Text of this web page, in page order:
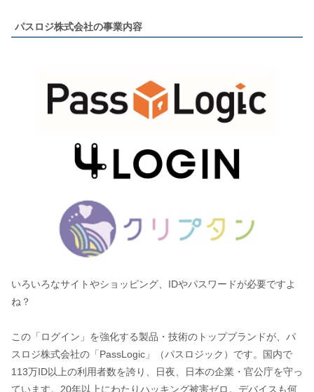
パスロジ株式会社の事業内容
いろいろなサイトやショッピング、IDやパスワードが必要ですよ
ね？
この「ログイン」を強化する製品・技術のトップブランドが、パ
スロジ株式会社の「PassLogic」（パスロジック）です。国内で
113万ID以上の利用者数を誇り、日夜、日本の企業・官公庁を守っ
ています。20年以上にわたりハッキング被害ゼロ。デバイスも何